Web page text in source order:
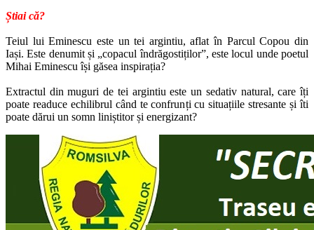
Știai că?
Teiul lui Eminescu este un tei argintiu, aflat în Parcul Copou din
Iași. Este denumit și „copacul îndrăgostiților”, este locul unde poetul
Mihai Eminescu își găsea inspirația?
Extractul din muguri de tei argintiu este un sedativ natural, care îți
poate readuce echilibrul când te confrunți cu situațiile stresante și îti
poate dărui un somn liniștitor și energizant?